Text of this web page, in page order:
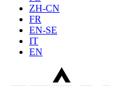
ZH-CN
FR
EN-SE
IT
EN